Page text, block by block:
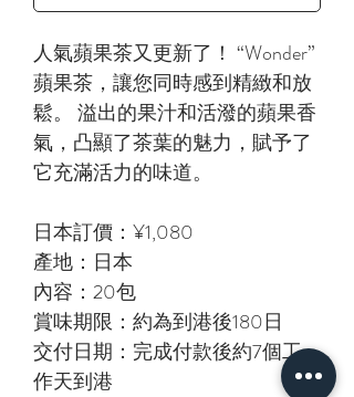
人氣蘋果茶又更新了！ “Wonder”
蘋果茶，讓您同時感到精緻和放
鬆。 溢出的果汁和活潑的蘋果香
氣，凸顯了茶葉的魅力，賦予了
它充滿活力的味道。
日本訂價：¥1,080
產地：日本
內容：20包
賞味期限：約為到港後180日
交付日期：完成付款後約7個工
作天到港